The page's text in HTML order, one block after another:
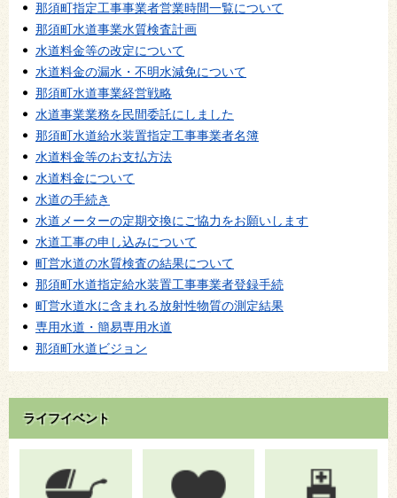
那須町指定工事事業者営業時間一覧について
那須町水道事業水質検査計画
水道料金等の改定について
水道料金の漏水・不明水減免について
那須町水道事業経営戦略
水道事業業務を民間委託にしました
那須町水道給水装置指定工事事業者名簿
水道料金等のお支払方法
水道料金について
水道の手続き
水道メーターの定期交換にご協力をお願いします
水道工事の申し込みについて
町営水道の水質検査の結果について
那須町水道指定給水装置工事事業者登録手続
町営水道水に含まれる放射性物質の測定結果
専用水道・簡易専用水道
那須町水道ビジョン
ライフイベント